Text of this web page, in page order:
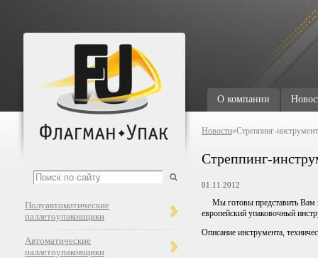
О компании
Полуавтоматические
паллетоупаковщики
Автоматические
паллетоупаковщики
Новости»Стреппинг-
Стреппинг-
01.11.2012
Мы готовы представить Вам
европейский упаковочный
Описание инструмента,